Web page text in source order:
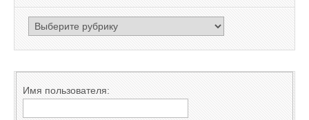
РУБРИКАТОР
Имя пользователя: